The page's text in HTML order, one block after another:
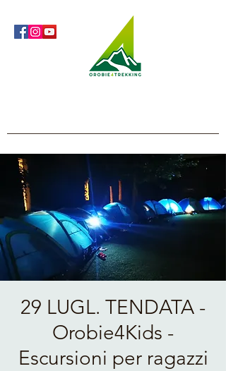
29 LUGL. TENDATA -
Orobie4Kids -
Escursioni per ragazzi